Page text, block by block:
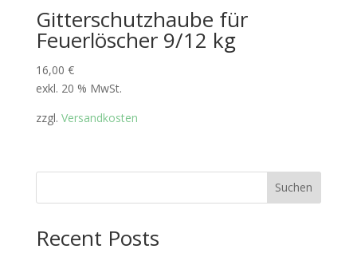
Gitterschutzhaube für
Feuerlöscher 9/12 kg
16,00 €
exkl. 20 % MwSt.
zzgl. Versandkosten
Suchen
Recent Posts